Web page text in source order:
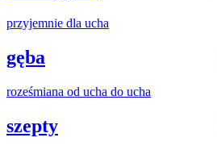
przyjemnie dla ucha
gęba
roześmiana od ucha do ucha
szepty